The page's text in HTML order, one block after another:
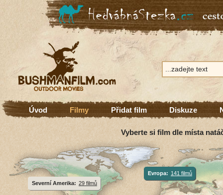
Úvod Filmy Přidat film Diskuze
Vyberte si film dle místa
Evropa: 141 filmů
Severní Amerika: 29 filmů